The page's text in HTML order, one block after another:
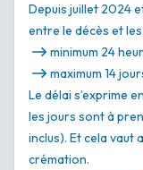
Depuis juillet 2024
entre le décès et
minimum 24
maximum 14
Le délai s’exprime
les jours sont à
inclus). Et cela vaut
crémation.